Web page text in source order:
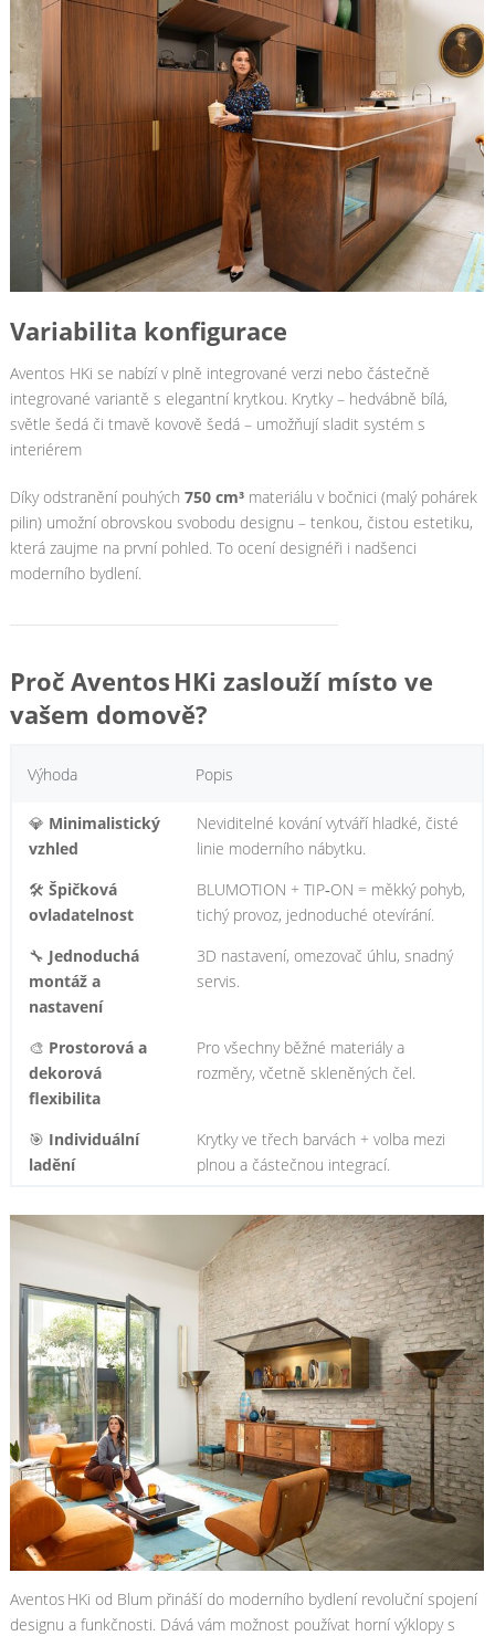
Variabilita konfigurace
Aventos HKi se nabízí v plně integrované verzi nebo částečně
integrované variantě s elegantní krytkou. Krytky – hedvábně bílá,
světle šedá či tmavě kovově šedá – umožňují sladit systém s
interiérem
Díky odstranění pouhých 750 cm³materiálu v bočnici (malý pohárek
pilin) umožní obrovskou svobodu designu – tenkou, čistou estetiku,
která zaujme na první pohled. To ocení designéři i nadšenci
moderního bydlení.
Proč Aventos HKi zaslouží místo ve
vašem domově?
Výhoda Popis
💎 Minimalistický
vzhled
Neviditelné kování vytváří hladké, čisté
linie moderního nábytku.
🛠️ Špičková
ovladatelnost
BLUMOTION + TIP‑ON = měkký pohyb,
tichý provoz, jednoduché otevírání.
🔧 Jednoduchá
montáž a
nastavení
3D nastavení, omezovač úhlu, snadný
servis.
🎨 Prostorová a
dekorová
flexibilita
Pro všechny běžné materiály a
rozměry, včetně skleněných čel.
🎯 Individuální
ladění
Krytky ve třech barvách + volba mezi
plnou a částečnou integrací.
Aventos HKi od Blum přináší do moderního bydlení revoluční spojení
designu a funkčnosti. Dává vám možnost používat horní výklopy s